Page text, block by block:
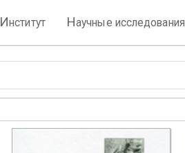
Институт Научные исследования